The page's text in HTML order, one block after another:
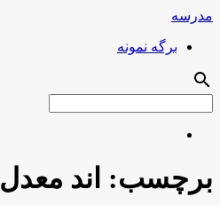
مدرسه
برگه نمونه
search
برچسب: اند معدل